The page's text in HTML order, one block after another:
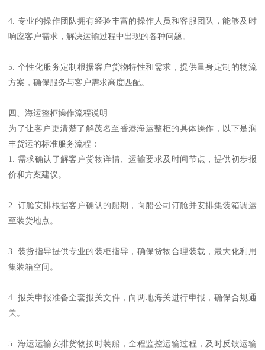
4. 专业的操作团队拥有经验丰富的操作人员和客服团队，能够及时
响应客户需求，解决运输过程中出现的各种问题。
5. 个性化服务定制根据客户货物特性和需求，提供量身定制的物流
方案，确保服务与客户需求高度匹配。
四、海运整柜操作流程说明
为了让客户更清楚了解茂名至香港海运整柜的具体操作，以下是润
丰货运的标准服务流程：
1. 需求确认了解客户货物详情、运输要求及时间节点，提供初步报
价和方案建议。
2. 订舱安排根据客户确认的船期，向船公司订舱并安排集装箱调运
至装货地点。
3. 装货指导提供专业的装柜指导，确保货物合理装载，最大化利用
集装箱空间。
4. 报关申报准备全套报关文件，向两地海关进行申报，确保合规通
关。
5. 海运运输安排货物按时装船，全程监控运输过程，及时反馈运输